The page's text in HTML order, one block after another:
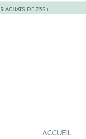
ACHATS DE 75$+
ACCUEIL